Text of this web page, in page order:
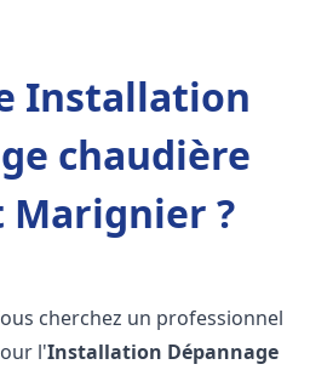
Installation
chaudière
Marignier ?
cherchez un professionnel
l'Installation Dépannage